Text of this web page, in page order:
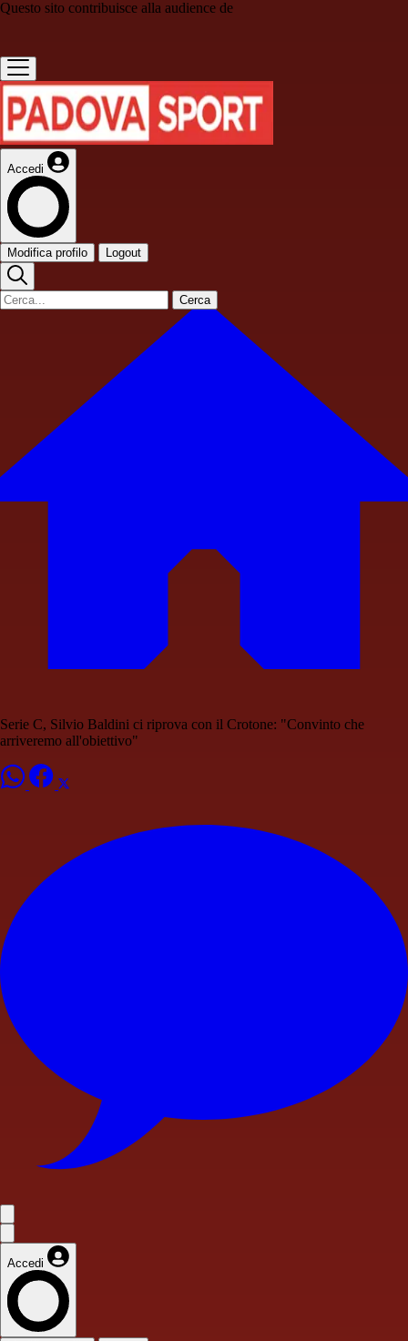
Questo sito contribuisce alla audience de
Accedi
Modifica profilo Logout
Cerca
Serie C, Silvio Baldini ci riprova con il Crotone: "Convinto che
arriveremo all'obiettivo"
Accedi